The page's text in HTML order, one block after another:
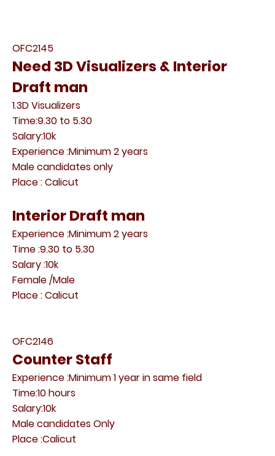
OFC2145
Need 3D Visualizers & Interior
Draft man
1.3D Visualizers
Time:9.30 to 5.30
Salary:10k
Experience :Minimum 2 years
Male candidates only
Place : Calicut
Interior Draft man
Experience :Minimum 2 years
Time :9.30 to 5.30
Salary :10k
Female /Male
Place : Calicut
OFC2146
Counter Staff
Experience :Minimum 1 year in same field
Time:10 hours
Salary:10k
Male candidates Only
Place :Calicut